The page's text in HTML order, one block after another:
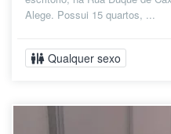
Alege. Possui 15 quartos, ...
Qualquer sexo